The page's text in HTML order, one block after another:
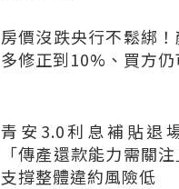
房價沒跌央行不鬆綁
多修正到10%、買方仍
青安3.0利息補貼退
「傳產還款能力需關
支撐整體違約風險低